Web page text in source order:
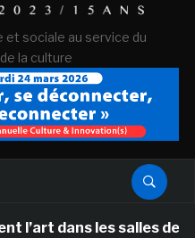
et sociale au service du
la culture
les salles de classe